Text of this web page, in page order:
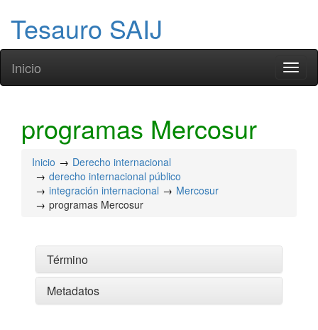
Tesauro SAIJ
Inicio
programas Mercosur
Inicio
Derecho internacional
derecho internacional público
integración internacional
Mercosur
programas Mercosur
Término
Metadatos